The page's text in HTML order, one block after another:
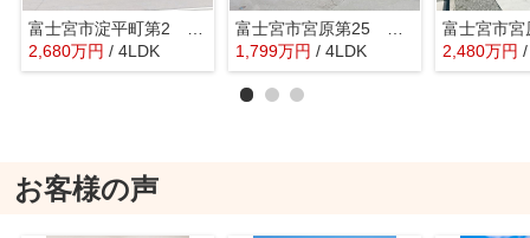
富士宮市淀平町第2 Ⅱ期 新築戸建て 3号棟
2,680万円 / 4LDK
富士宮市宮原第25 新築戸建 全1棟
1,799万円 / 4LDK 2,480万円
お客様の声